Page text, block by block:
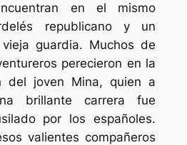
en el mismo
republicano y un
guardia. Muchos de
perecieron en la
del joven Mina, quien a
brillante carrera fue
por los españoles.
valientes compañeros